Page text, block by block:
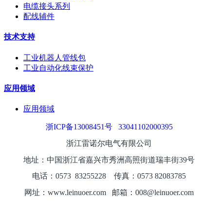
电缆接头系列
配线辅件
技术支持
工业机器人管线包
工业自动化线束保护
应用领域
应用领域
浙ICP备13008451号
33041102000395
浙江雷诺尔电气有限公司
地址：中国浙江省嘉兴市秀洲高照街道瑞丰街39号
电话：0573 83255228
传真：0573 82083785
网址：www.leinuoer.com 邮箱：008@leinuoer.com